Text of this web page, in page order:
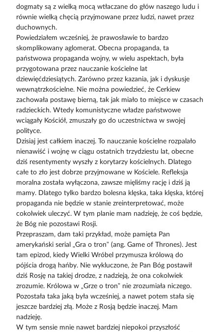
dogmaty są z wielką mocą wtłaczane do głów naszego ludu i
równie wielką chęcią przyjmowane przez ludzi, nawet przez
duchownych.
Powiedziałem wcześniej, że prawosławie to bardzo
skomplikowany aglomerat. Obecna propaganda, ta
państwowa propaganda wojny, w wielu aspektach, była
przygotowana przez nauczanie kościelne lat
dziewięćdziesiątych. Zarówno przez kazania, jak i dyskusje
wewnątrzkościelne. Nie można powiedzieć, że Cerkiew
zachowała postawę bierną, tak jak miało to miejsce w czasach
radzieckich. Wtedy komunistyczne władze państwowe
wciągały Kościół, zmuszały go do uczestnictwa w swojej
polityce.
Dzisiaj jest całkiem inaczej. To nauczanie kościelne rozpalało
nienawiść i wojnę w ciągu ostatnich trzydziestu lat, obecne
dziś resentymenty wyszły z korytarzy kościelnych. Dlatego
całe to zło jest dobrze przyjmowane w Kościele. Refleksja
moralna została wyłączona, zawsze mięliśmy rację i dziś ją
mamy. Dlatego tylko bardzo bolesna klęska, taka klęska, której
propaganda nie będzie w stanie zreinterpretować, może
cokolwiek uleczyć. W tym planie mam nadzieję, że coś będzie,
że Bóg nie pozostawi Rosji.
Przepraszam, dam taki przykład, może pamięta Pan
amerykański serial „Gra o tron” (ang. Game of Thrones). Jest
tam epizod, kiedy Wielki Wróbel przymusza królową do
pójścia drogą hańby. Nie wykluczone, że Pan Bóg postawił
dziś Rosję na takiej drodze, z nadzieją, że ona cokolwiek
zrozumie. Królowa w „Grze o tron” nie zrozumiała niczego.
Pozostała taka jaką była wcześniej, a nawet potem stała się
jeszcze bardziej złą. Może z Rosją będzie inaczej. Mam
nadzieję.
W tym sensie mnie nawet bardziej niepokoi przyszłość